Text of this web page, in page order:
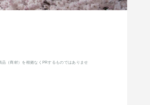
（商材）を根拠なくPRするものではありませ